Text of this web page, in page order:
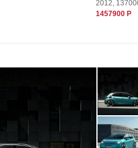
2012,
1457900 Р